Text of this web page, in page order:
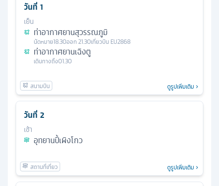
วันที่ 1
เย็น
ท่าอากาศยานสุวรรณภูมิ
นัดหมาย18.30ออก21.30เที่ยวบิน EU2868
ท่าอากาศยานเฉิงตู
เดินทางถึง01.30
ดูรูปเพิ่มเติม
วันที่ 2
เช้า
อุทยานปี้เผิงโกว
ดูรูปเพิ่มเติม